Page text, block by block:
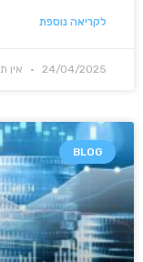
לקריאה נוספת
24/04/2025 אין
BLOG